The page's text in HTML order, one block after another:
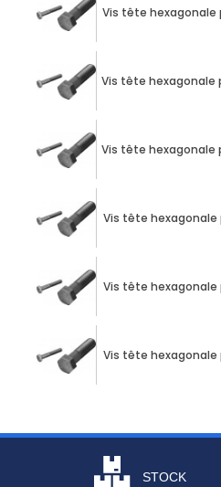
Vis tête hexagonale
Vis tête hexagonale
Vis tête hexagonale
Vis tête hexagonale
Vis tête hexagonale
Vis tête hexagonale
STOCK